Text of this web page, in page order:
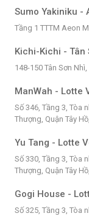
Sumo Yakiniku -
Tầng 1 TTTM Aeon
Kichi-Kichi - Tân
148-150 Tân Sơn Nhì,
ManWah - Lotte
Số 346, Tầng 3, Tòa
Thượng, Quận Tây
Yu Tang - Lotte
Số 330, Tầng 3, Tòa
Thượng, Quận Tây
Gogi House -
Số 325, Tầng 3, Tòa